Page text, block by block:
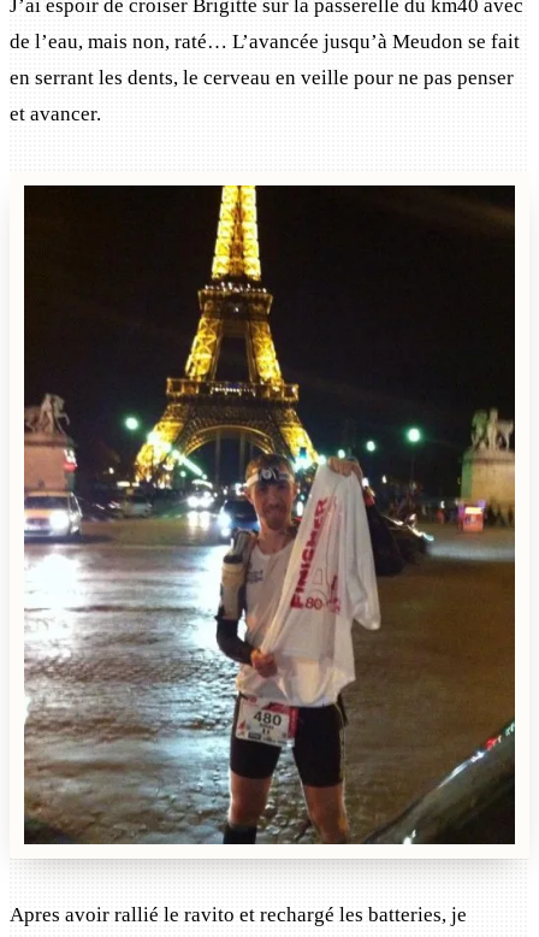
J’ai espoir de croiser Brigitte sur la passerelle du km40 avec
de l’eau, mais non, raté… L’avancée jusqu’à Meudon se fait
en serrant les dents, le cerveau en veille pour ne pas penser
et avancer.
Apres avoir rallié le ravito et rechargé les batteries, je